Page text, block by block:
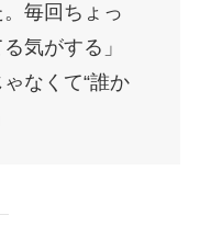
。毎回ちょっ
気がする」
なくて“誰か